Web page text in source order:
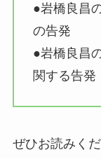
●岩橋良昌
の告発
●岩橋良昌
関する告発
ぜひお読みくだ